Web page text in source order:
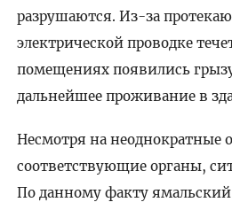
разрушаются. Из-за
электрической проводке
помещениях появились
дальнейшее проживание в
Несмотря на неоднократные
соответствующие органы,
По данному факту